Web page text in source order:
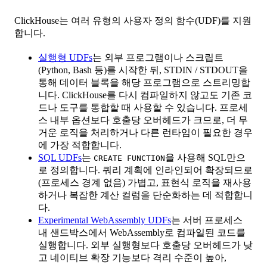
ClickHouse는 여러 유형의 사용자 정의 함수(UDF)를 지원
합니다.
실행형 UDFs는 외부 프로그램이나 스크립트
(Python, Bash 등)를 시작한 뒤, STDIN / STDOUT을
통해 데이터 블록을 해당 프로그램으로 스트리밍합
니다. ClickHouse를 다시 컴파일하지 않고도 기존 코
드나 도구를 통합할 때 사용할 수 있습니다. 프로세
스 내부 옵션보다 호출당 오버헤드가 크므로, 더 무
거운 로직을 처리하거나 다른 런타임이 필요한 경우
에 가장 적합합니다.
SQL UDFs는 CREATE FUNCTION을 사용해 SQL만으
로 정의합니다. 쿼리 계획에 인라인되어 확장되므로
(프로세스 경계 없음) 가볍고, 표현식 로직을 재사용
하거나 복잡한 계산 컬럼을 단순화하는 데 적합합니
다.
Experimental WebAssembly UDFs는 서버 프로세스
내 샌드박스에서 WebAssembly로 컴파일된 코드를
실행합니다. 외부 실행형보다 호출당 오버헤드가 낮
고 네이티브 확장 기능보다 격리 수준이 높아,